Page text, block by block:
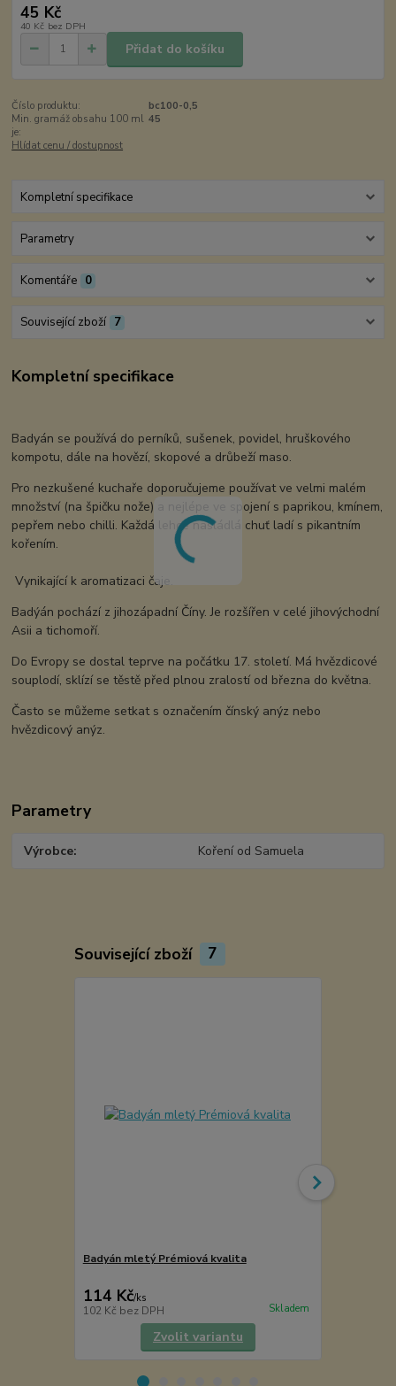
45 Kč
40 Kč bez DPH
Přidat do košíku
Číslo produktu:
bc100-0,5
Min. gramáž obsahu 100 ml
je:
45
Hlídat cenu / dostupnost
Kompletní specifikace
Parametry
Komentáře 0
Související zboží 7
Kompletní specifikace
Badyán se používá do perníků, sušenek, povidel, hruškového
kompotu, dále na hovězí, skopové a drůbeží maso.
Pro nezkušené kuchaře doporučujeme používat ve velmi malém
množství (na špičku nože) a nejlépe ve spojení s paprikou, kmínem,
pepřem nebo chilli. Každá lehce nasládlá chuť ladí s pikantním
kořením.
Vynikající k aromatizaci čaje.
Badýán pochází z jihozápadní Číny. Je rozšířen v celé jihovýchodní
Asii a tichomoří.
Do Evropy se dostal teprve na počátku 17. století. Má hvězdicové
souplodí, sklízí se těstě před plnou zralostí od března do května.
Často se můžeme setkat s označením čínský anýz nebo
hvězdicový anýz.
Parametry
Výrobce Koření od Samuela
Související zboží 7
Badyán mletý Prémiová kvalita
114 Kč/ks
102 Kč bez DPH Skladem
Zvolit variantu